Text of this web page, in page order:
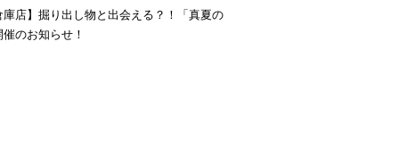
庫店】掘り出し物と出会える？！「真夏の
のお知らせ！